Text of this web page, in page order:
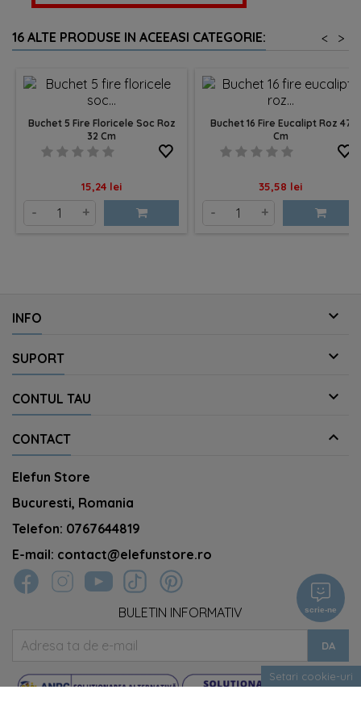
16 ALTE PRODUSE IN ACEEASI CATEGORIE: >
<
Buchet 5 Fire Floricele Soc Roz
32 Cm
Pret
15,24 lei
- +
Buchet 16 Fire Eucalipt Roz 47
Cm
Pret
35,58 lei
- +
INFO 
SUPORT 
CONTUL TAU 
CONTACT 
Elefun Store
Bucuresti, Romania
Telefon: 0767644819
E-mail: contact@elefunstore.ro
scrie-ne
BULETIN INFORMATIV
Setari cookie-uri